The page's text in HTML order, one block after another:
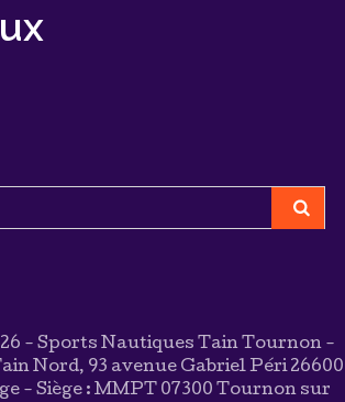
- Sports Nautiques Tain Tournon -
Nord, 93 avenue Gabriel Péri 26600
- Siège : MMPT 07300 Tournon sur